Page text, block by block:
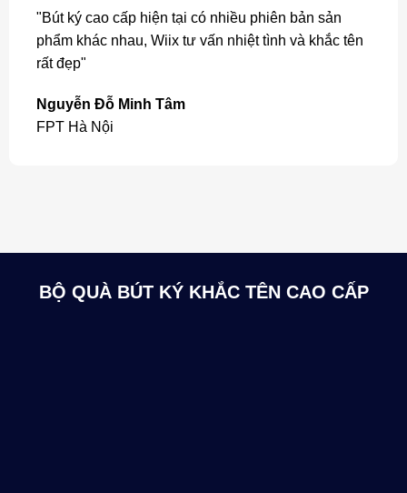
"Bút ký cao cấp hiện tại có nhiều phiên bản sản
phẩm khác nhau, Wiix tư vấn nhiệt tình và khắc tên
rất đẹp"
Nguyễn Đỗ Minh Tâm
FPT Hà Nội
BỘ QUÀ BÚT KÝ KHẮC TÊN CAO CẤP